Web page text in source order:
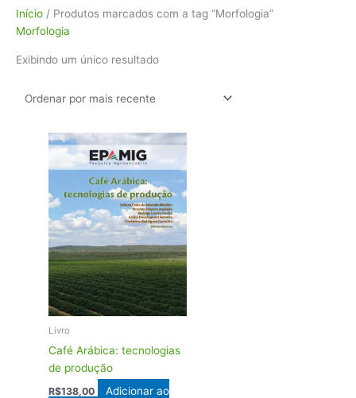
Início / Produtos marcados com a tag “Morfologia”
Morfologia
Exibindo um único resultado
Livro
Café Arábica: tecnologias
de produção
R$138,00
Adicionar ao